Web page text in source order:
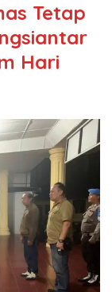
Tetap
Hari